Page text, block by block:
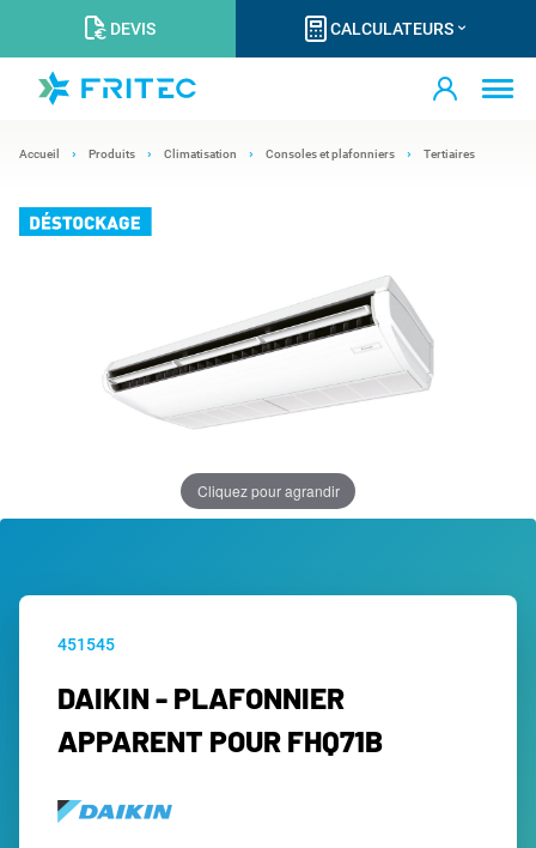
DEVIS CALCULATEURS
Accueil Produits Climatisation Consoles et plafonniers Tertiaires
Cliquez pour agrandir
451545
DAIKIN - PLAFONNIER
APPARENT POUR FHQ71B